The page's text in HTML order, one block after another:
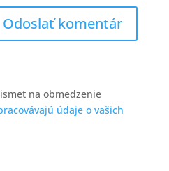
na obmedzenie
údaje o vašich